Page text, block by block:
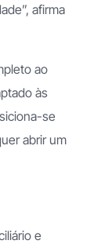
afirma
ao
às
se
abrir um
e